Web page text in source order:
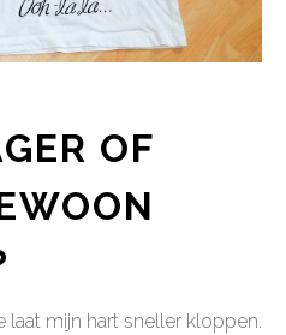
OF
mijn hart sneller kloppen.